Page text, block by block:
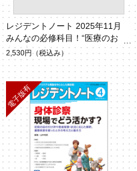
レジデントノート 2025年11月
みんなの必修科目！“医療のお
金”の話
2,530円 （税込み）